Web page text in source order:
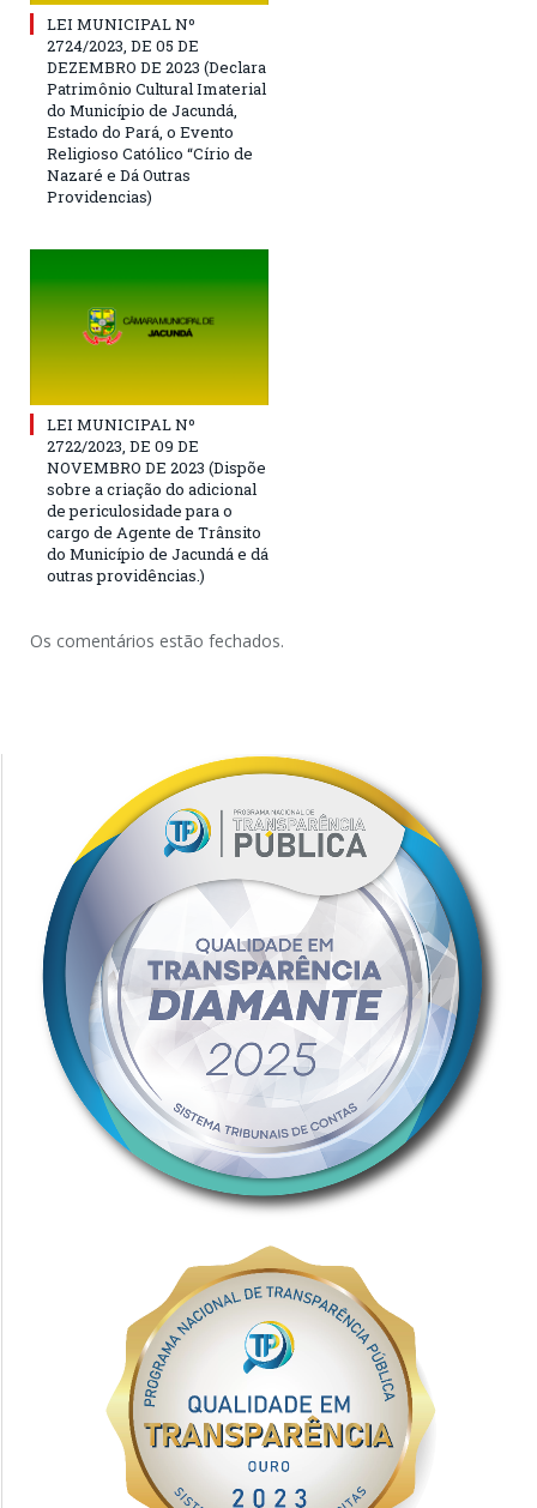
LEI MUNICIPAL Nº
2724/2023, DE 05 DE
DEZEMBRO DE 2023 (Declara
Patrimônio Cultural Imaterial
do Município de Jacundá,
Estado do Pará, o Evento
Religioso Católico “Círio de
Nazaré e Dá Outras
Providencias)
LEI MUNICIPAL Nº
2722/2023, DE 09 DE
NOVEMBRO DE 2023 (Dispõe
sobre a criação do adicional
de periculosidade para o
cargo de Agente de Trânsito
do Município de Jacundá e dá
outras providências.)
Os comentários estão fechados.